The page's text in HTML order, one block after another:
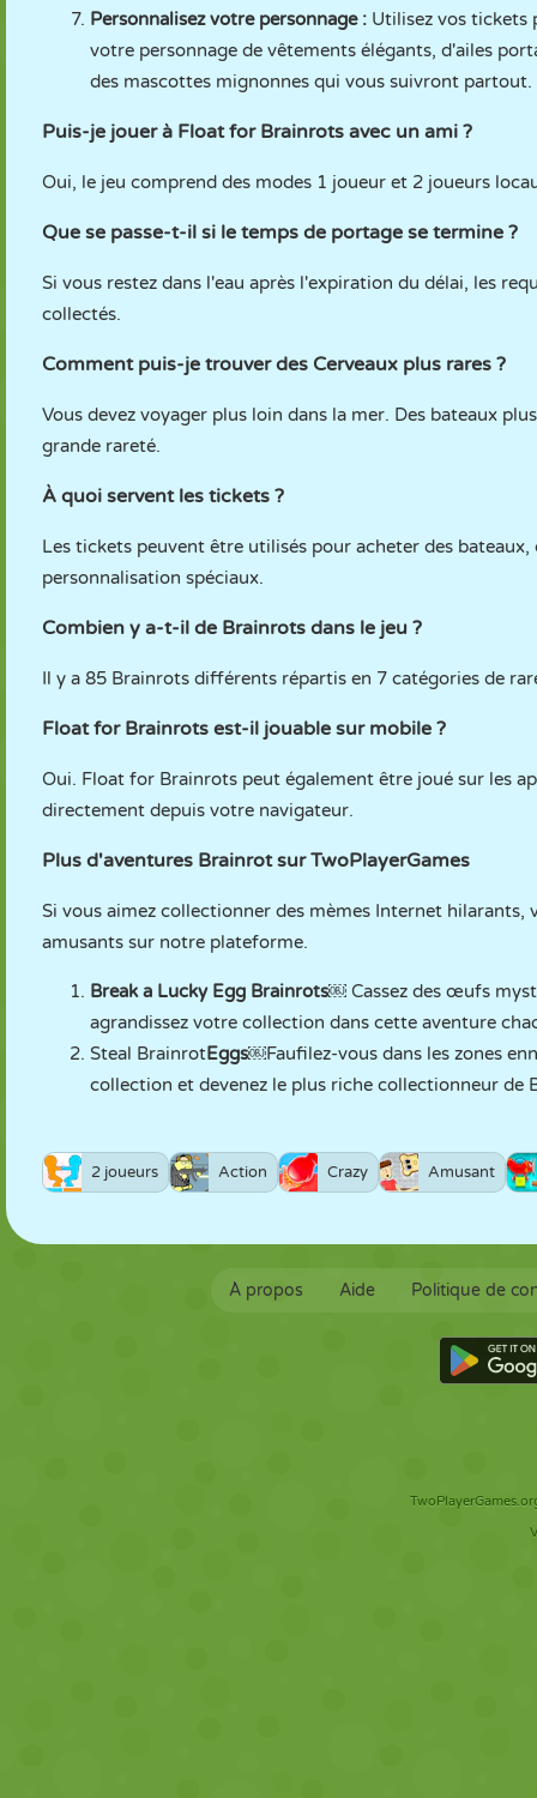
Personnalisez votre personnage : Utilisez vos tickets
votre personnage de vêtements élégants, d'ailes
des mascottes mignonnes qui vous suivront partout.
Puis-je jouer à Float for Brainrots avec un ami ?
Oui, le jeu comprend des modes 1 joueur et 2 joueurs
Que se passe-t-il si le temps de portage se termine ?
Si vous restez dans l'eau après l'expiration du délai, les
collectés.
Comment puis-je trouver des Cerveaux plus rares ?
Vous devez voyager plus loin dans la mer. Des bateaux
grande rareté.
À quoi servent les tickets ?
Les tickets peuvent être utilisés pour acheter des
personnalisation spéciaux.
Combien y a-t-il de Brainrots dans le jeu ?
Il y a 85 Brainrots différents répartis en 7 catégories de
Float for Brainrots est-il jouable sur mobile ?
Oui. Float for Brainrots peut également être joué sur les
directement depuis votre navigateur.
Plus d'aventures Brainrot sur TwoPlayerGames
Si vous aimez collectionner des mèmes Internet
amusants sur notre plateforme.
Break a Lucky Egg Brainrots￼ Cassez des œufs
agrandissez votre collection dans cette aventure
Steal BrainrotEggs￼Faufilez-vous dans les zones
collection et devenez le plus riche collectionneur de
2 joueurs Action Crazy Amusant
À propos Aide Politique de